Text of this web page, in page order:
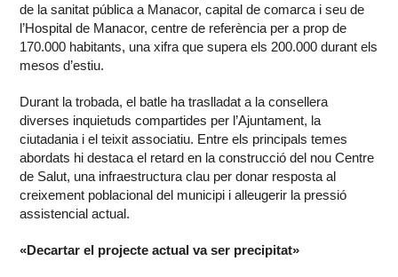
de la sanitat pública a Manacor, capital de comarca i seu de
l’Hospital de Manacor, centre de referència per a prop de
170.000 habitants, una xifra que supera els 200.000 durant els
mesos d’estiu.
Durant la trobada, el batle ha traslladat a la consellera
diverses inquietuds compartides per l’Ajuntament, la
ciutadania i el teixit associatiu. Entre els principals temes
abordats hi destaca el retard en la construcció del nou Centre
de Salut, una infraestructura clau per donar resposta al
creixement poblacional del municipi i alleugerir la pressió
assistencial actual.
«Decartar el projecte actual va ser precipitat»